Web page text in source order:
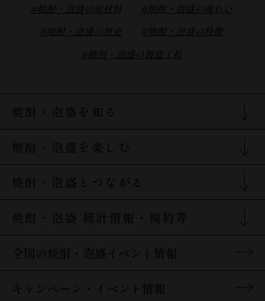
#焼酎・泡盛の原材料
#焼酎・泡盛の味わい
#焼酎・泡盛の歴史
#焼酎・泡盛の特徴
#焼酎・泡盛の製造工程
焼酎・泡盛を知る
焼酎の特徴
原料別の焼酎の特徴
焼酎の歴史
焼酎の製造工程
地域特性・地理的表示(GI)
焼酎・泡盛を楽しむ
焼酎・泡盛を楽しむTOP
焼酎・泡盛とつながる
焼酎・泡盛関連リンク
焼酎・泡盛 統計情報・規約等
全国の焼酎・泡盛イベント情報
キャンペーン・イベント情報